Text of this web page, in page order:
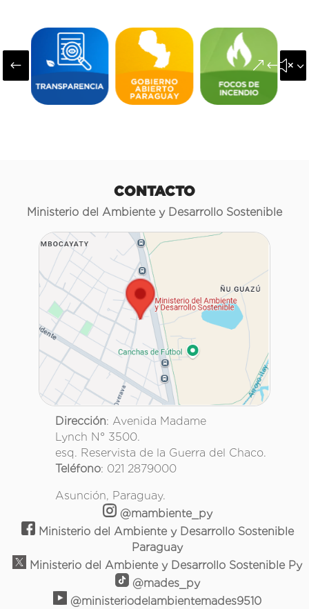
#
CONTACTO
Ministerio del Ambiente y Desarrollo Sostenible
Dirección: Avenida Madame
Lynch N° 3500.
esq. Reservista de la Guerra del Chaco.
Teléfono: 021 2879000
Asunción, Paraguay.
@mambiente_py
Ministerio del Ambiente y Desarrollo Sostenible
Paraguay
Ministerio del Ambiente y Desarrollo Sostenible Py
@mades_py
@ministeriodelambientemades9510